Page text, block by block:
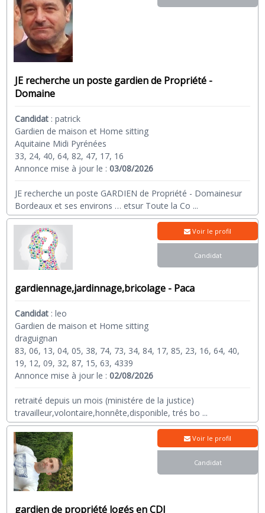
JE recherche un poste gardien de Propriété -
Domaine
Candidat :patrick
Gardien de maison et Home sitting
Aquitaine Midi Pyrénées
33, 24, 40, 64, 82, 47, 17, 16
Annonce mise à jour le :03/08/2026
JE recherche un poste GARDIEN de Propriété - Domainesur
Bordeaux et ses environs … etsur Toute la Co ...
gardiennage,jardinnage,bricolage - Paca
Candidat :leo
Gardien de maison et Home sitting
draguignan
83, 06, 13, 04, 05, 38, 74, 73, 34, 84, 17, 85, 23, 16, 64, 40,
19, 12, 09, 32, 87, 15, 63, 4339
Annonce mise à jour le :02/08/2026
retraité depuis un mois (ministére de la justice)
travailleur,volontaire,honnête,disponible, trés bo ...
Voir le profil
Candidat
gardien de propriété logés en CDI
Voir le profil
Candidat